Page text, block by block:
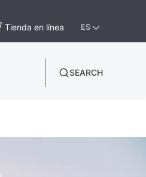
Tienda en línea ES
SEARCH